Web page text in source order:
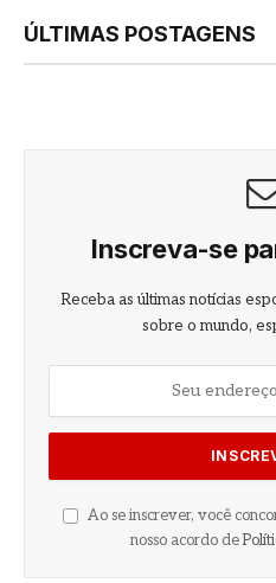
ÚLTIMAS POSTAGENS
Inscreva-se
Receba as últimas notícias
sobre o mundo,
Ao se inscrever, você
nosso acordo de